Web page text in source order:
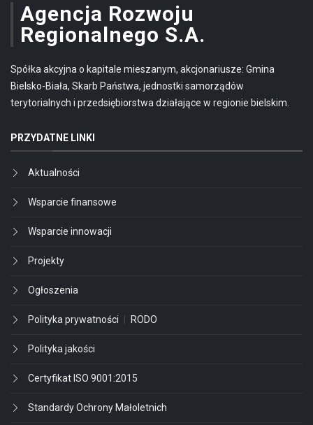
Agencja Rozwoju
Regionalnego S.A.
Spółka akcyjna o kapitale mieszanym, akcjonariusze: Gmina
Bielsko-Biała, Skarb Państwa, jednostki samorządów
terytorialnych i przedsiębiorstwa działające w regionie bielskim.
PRZYDATNE LINKI
Aktualności
Wsparcie finansowe
Wsparcie innowacji
Projekty
Ogłoszenia
Polityka prywatności RODO
Polityka jakości
Certyfikat ISO 9001:2015
Standardy Ochrony Małoletnich